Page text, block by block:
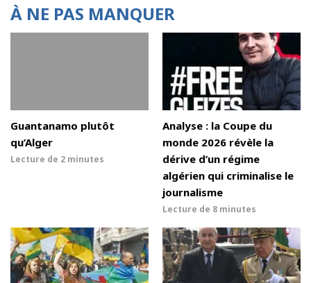
À NE PAS MANQUER
Guantanamo plutôt
qu’Alger
Lecture de 2 minutes
Analyse : la Coupe du
monde 2026 révèle la
dérive d’un régime
algérien qui criminalise le
journalisme
Lecture de 8 minutes